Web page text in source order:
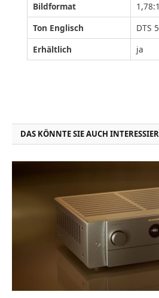
Bildformat
Ton Englisch
DTS
Erhältlich
ja
DAS KÖNNTE SIE AUCH